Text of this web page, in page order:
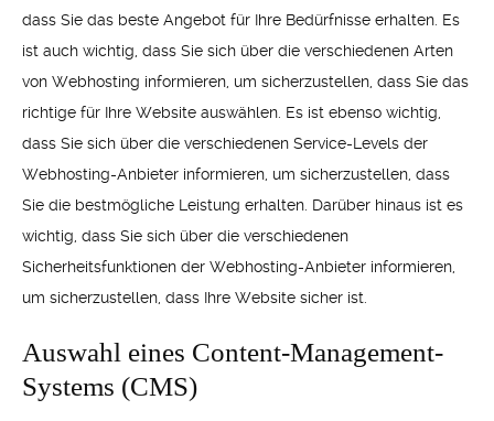
dass Sie das beste Angebot für Ihre Bedürfnisse erhalten. Es
ist auch wichtig, dass Sie sich über die verschiedenen Arten
von Webhosting informieren, um sicherzustellen, dass Sie das
richtige für Ihre Website auswählen. Es ist ebenso wichtig,
dass Sie sich über die verschiedenen Service-Levels der
Webhosting-Anbieter informieren, um sicherzustellen, dass
Sie die bestmögliche Leistung erhalten. Darüber hinaus ist es
wichtig, dass Sie sich über die verschiedenen
Sicherheitsfunktionen der Webhosting-Anbieter informieren,
um sicherzustellen, dass Ihre Website sicher ist.
Auswahl eines Content-Management-
Systems (CMS)